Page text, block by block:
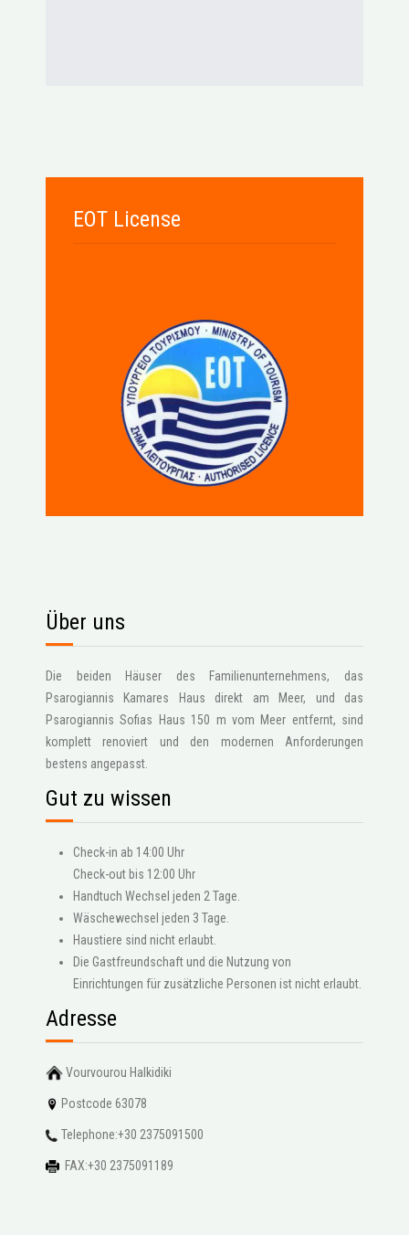
EOT License
Über uns
Die beiden Häuser des Familienunternehmens, das
Psarogiannis Kamares Haus direkt am Meer, und das
Psarogiannis Sofias Haus 150 m vom Meer entfernt, sind
komplett renoviert und den modernen Anforderungen
bestens angepasst.
Gut zu wissen
Check-in ab 14:00 Uhr
Check-out bis 12:00 Uhr
Handtuch Wechsel jeden 2 Tage.
Wäschewechsel jeden 3 Tage.
Haustiere sind nicht erlaubt.
Die Gastfreundschaft und die Nutzung von
Einrichtungen für zusätzliche Personen ist nicht erlaubt.
Adresse
Vourvourou Halkidiki
Postcode 63078
Telephone:+30 2375091500
FAX:+30 2375091189